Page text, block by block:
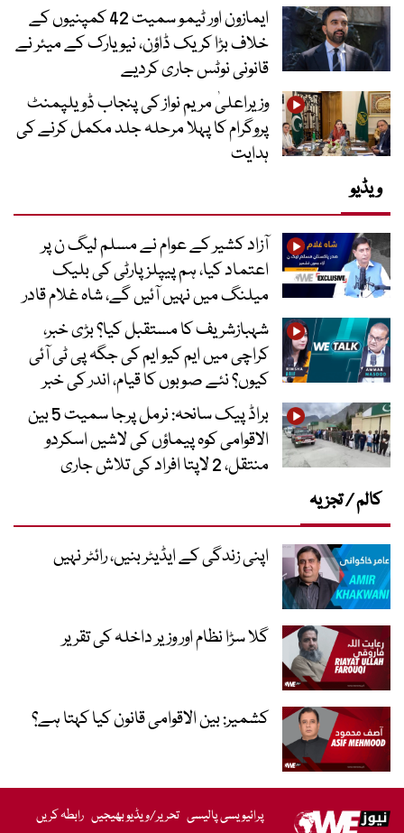
ایمازون اور ٹیمو سمیت 42 کمپنیوں کے
خلاف بڑا کریک ڈاؤن، نیویارک کے میئر نے
قانونی نوٹس جاری کردیے
وزیراعلیٰ مریم نواز کی پنجاب ڈویلپمنٹ
پروگرام کا پہلا مرحلہ جلد مکمل کرنے کی
ہدایت
ویڈیو
آزاد کشیر کے عوام نے مسلم لیگ ن پر
اعتماد کیا، ہم پیپلز پارٹی کی بلیک
میلنگ میں نہیں آئیں گے، شاہ غلام قادر
شہبازشریف کا مستقبل کیا؟ بڑی خبر،
کراچی میں ایم کیو ایم کی جگہ پی ٹی آئی
کیوں؟ نئے صوبوں کا قیام، اندر کی خبر
براڈ پیک سانحہ: نرمل پرجا سمیت 5 بین
الاقوامی کوہ پیماؤں کی لاشیں اسکردو
منتقل، 2 لاپتا افراد کی تلاش جاری
کالم / تجزیہ
اپنی زندگی کے ایڈیٹر بنیں، رائٹر نہیں
گلا سڑا نظام اور وزیر داخلہ کی تقریر
کشمیر: بین الاقوامی قانون کیا کہتا ہے؟
پرائیویسی پالیسی تحریر/ویڈیو بھیجیں رابطہ کریں